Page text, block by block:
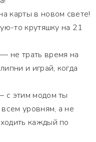
карты в новом свете!
то крутяшку на 21
— не трать время на
и играй, когда
с этим модом ты
уровням, а не
каждый по